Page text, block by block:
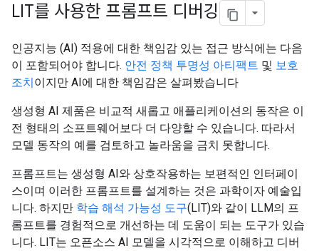
LIT를 사용한 프롬프트 디버깅
인공지능 (AI) 적용에 대한 책임감 있는 접근 방식에는 다음
이 포함되어야 합니다. 안전 정책 투명성 아티팩트 및 보호
조치이지만 AI에 대한 책임감은 살펴봤습니다
생성형 AI 제품은 비교적 새롭고 애플리케이션의 동작은 이
전 형태의 소프트웨어보다 더 다양할 수 있습니다. 따라서
모델 동작의 예를 검토하고 놀라움을 금치 못합니다.
프롬프트는 생성형 AI와 상호작용하는 보편적인 인터페이
스이며 이러한 프롬프트를 설계하는 것은 과학이자 예술입
니다. 하지만 학습 해석 가능성 도구(LIT)와 같이 LLM의 프
롬프트를 경험적으로 개선하는 데 도움이 되는 도구가 있습
니다. LIT는 오픈소스 AI 모델을 시각적으로 이해하고 디버